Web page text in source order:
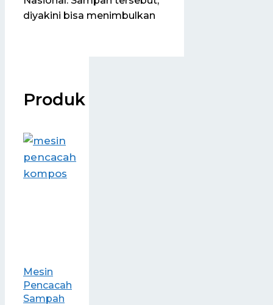
diyakini bisa menimbulkan
Produk
Mesin
Pencacah
Sampah